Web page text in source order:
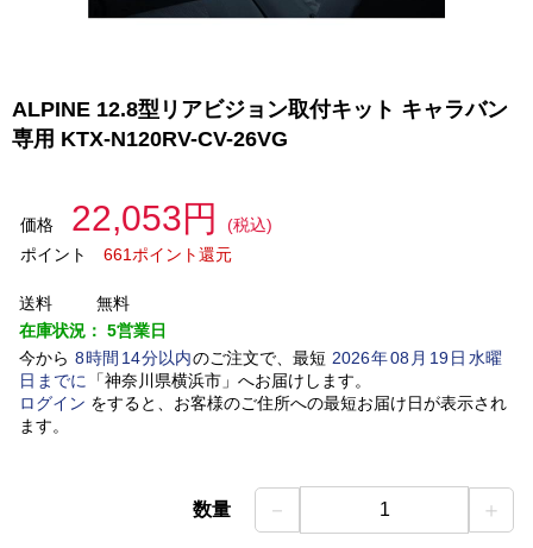
ALPINE 12.8型リアビジョン取付キット キャラバン
専用 KTX-N120RV-CV-26VG
価格 22,053円
(税込)
ポイント
661ポイント還元
送料
無料
在庫状況： 5営業日
今から 8時間 14分以内のご注文で、最短 2026年08 月 19日水曜
日 までに 「神奈川県横浜市」 へお届けします。
ログイン をすると、お客様のご住所への最短お届け日が表示され
ます。
数量 － 1 ＋